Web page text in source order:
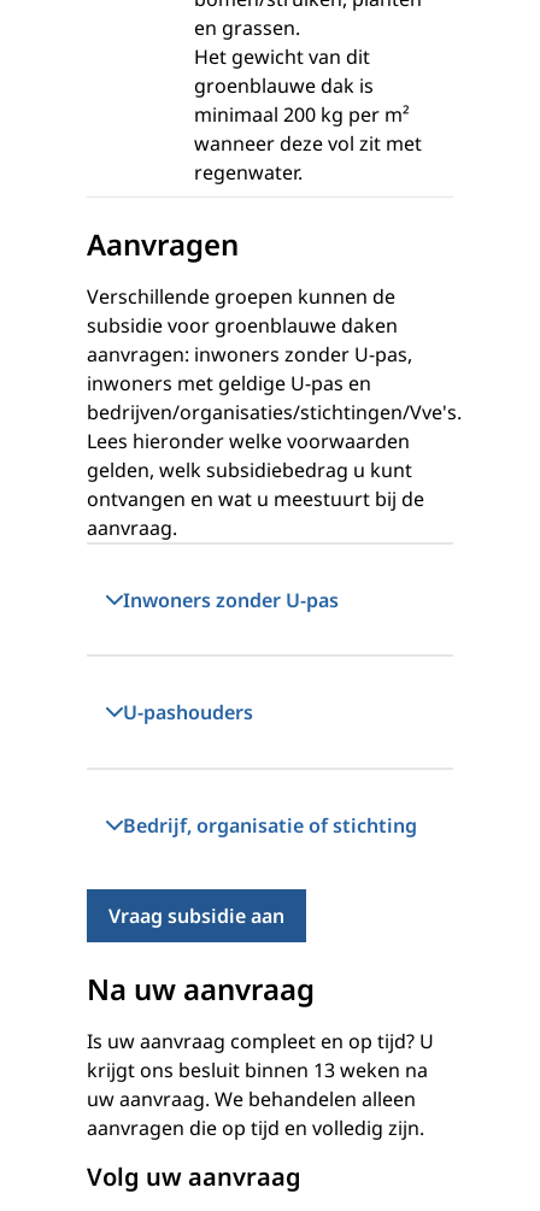
en grassen.
Het gewicht van dit
groenblauwe dak is
minimaal 200 kg per m²
wanneer deze vol zit met
regenwater.
Aanvragen
Verschillende groepen kunnen de
subsidie voor groenblauwe daken
aanvragen: inwoners zonder U-pas,
inwoners met geldige U-pas en
bedrijven/organisaties/stichtingen/Vve's.
Lees hieronder welke voorwaarden
gelden, welk subsidiebedrag u kunt
ontvangen en wat u meestuurt bij de
aanvraag.
Inwoners zonder U-pas
U-pashouders
Bedrijf, organisatie of stichting
Vraag subsidie aan
Na uw aanvraag
Is uw aanvraag compleet en op tijd? U
krijgt ons besluit binnen 13 weken na
uw aanvraag. We behandelen alleen
aanvragen die op tijd en volledig zijn.
Volg uw aanvraag